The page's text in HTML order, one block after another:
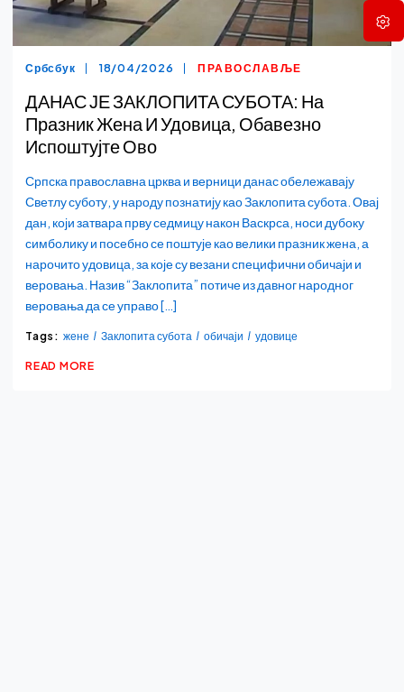
Србсбук 18/04/2026 ПРАВОСЛАВЉЕ
ДАНАС ЈЕ ЗАКЛОПИТА СУБОТА: На
Празник Жена И Удовица, Обавезно
Испоштујте Ово
Српска православна црква и верници данас обележавају
Светлу суботу, у народу познатију као Заклопита субота. Овај
дан, који затвара прву седмицу након Васкрса, носи дубоку
симболику и посебно се поштује као велики празник жена, а
нарочито удовица, за које су везани специфични обичаји и
веровања. Назив “Заклопита” потиче из давног народног
веровања да се управо […]
Tags: жене Заклопита субота обичаји удовице
READ MORE